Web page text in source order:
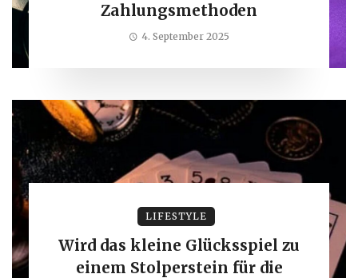
Zahlungsmethoden
4. September 2025
LIFESTYLE
Wird das kleine Glücksspiel zu
einem Stolperstein für die